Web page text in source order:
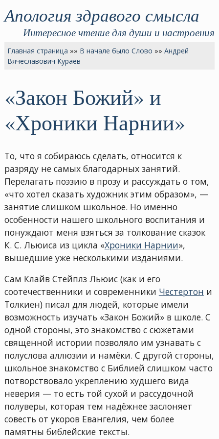
Апология здравого смысла
Интересное чтение для души и настроения
Главная страница »» В начале было Слово »»Андрей
Вячеславович Кураев
«Закон Божий» и
«Хроники Нарнии»
То, что я собираюсь сделать, относится к
разряду не самых благодарных занятий.
Перелагать поэзию в прозу и рассуждать о том,
«что хотел сказать художник этим образом», —
занятие слишком школьное. Но именно
особенности нашего школьного воспитания и
понуждают меня взяться за толкование сказок
К. С. Льюиса из цикла «Хроники Нарнии»,
вышедшие уже несколькими изданиями.
Сам Клайв Стейплз Льюис (как и его
соотечественники и современники Честертон и
Толкиен) писал для людей, которые имели
возможность изучать «Закон Божий» в школе. С
одной стороны, это знакомство с сюжетами
священной истории позволяло им узнавать с
полуслова аллюзии и намёки. С другой стороны,
школьное знакомство с Библией слишком часто
потворствовало укреплению худшего вида
неверия — то есть той сухой и рассудочной
полуверы, которая тем надёжнее заслоняет
совесть от укоров Евангелия, чем более
памятны библейские тексты.